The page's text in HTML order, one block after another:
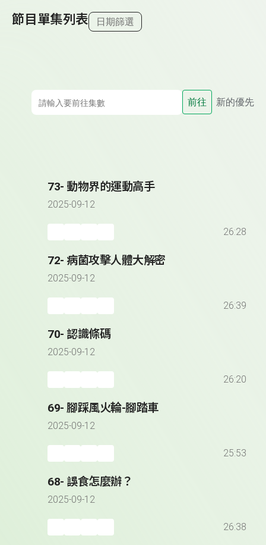
節目單集列表 日期篩選
前往 新的優先
73- 動物界的運動高手
2025-09-12
26:28
72- 病菌攻擊人體大解密
2025-09-12
26:39
70- 認識條碼
2025-09-12
26:20
69- 腳踩風火輪-腳踏車
2025-09-12
25:53
68- 誤食怎麼辦？
2025-09-12
26:38